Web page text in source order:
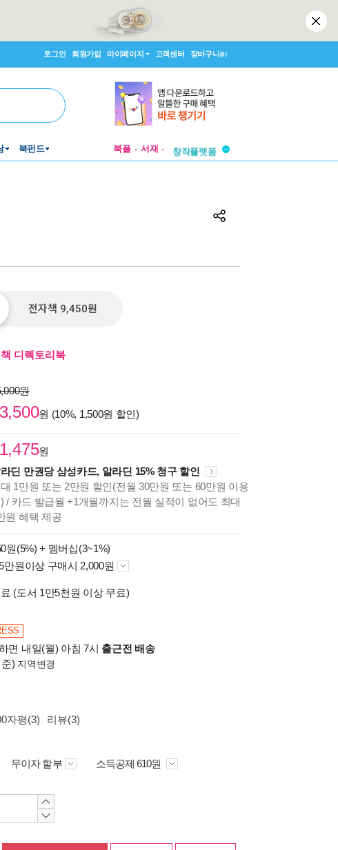
로그인 회원가입 마이페이지 고객센터 장바구니(0)
북펀드 북플 서재
창작플랫폼
전자책 9,450원
디렉토리북
원
원 (10%, 1,500원 할인)
원
딘 만권당 삼성카드, 알라딘 15% 청구 할인
1만원 또는 2만원 할인(전월 30만원 또는 60만원 이용
/ 카드 발급월 +1개월까지는 전월 실적이 없어도 최대
원 혜택 제공
원(5%) + 멤버십(3~1%)
만원이상 구매시 2,000원
(도서 1만5천원 이상 무료)
면 내일(월) 아침 7시 출근전 배송
) 지역변경
자평(3) 리뷰(3)
무이자 할부 소득공제 610원